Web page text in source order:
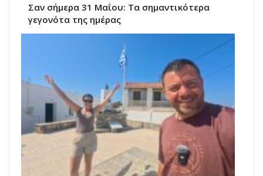
Σαν σήμερα 31 Μαΐου: Τα σημαντικότερα
γεγονότα της ημέρας